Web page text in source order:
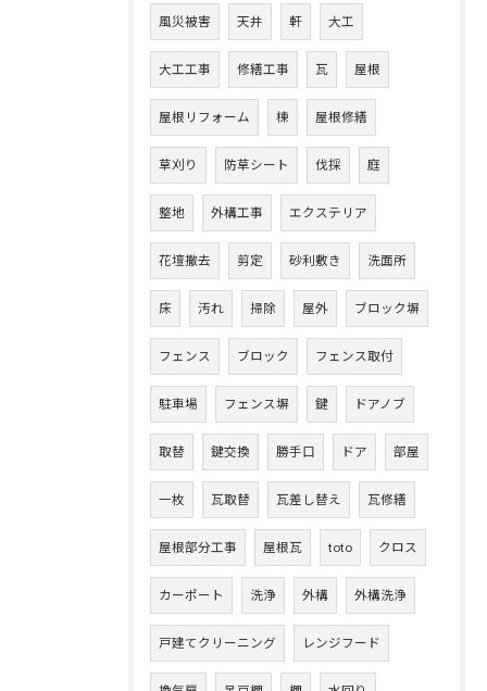
風災被害 天井 軒 大工
大工工事 修繕工事 瓦 屋根
屋根リフォーム 棟 屋根修繕
草刈り 防草シート 伐採 庭
整地 外構工事 エクステリア
花壇撤去 剪定 砂利敷き 洗面所
床 汚れ 掃除 屋外 ブロック塀
フェンス ブロック フェンス取付
駐車場 フェンス塀 鍵 ドアノブ
取替 鍵交換 勝手口 ドア 部屋
一枚 瓦取替 瓦差し替え 瓦修繕
屋根部分工事 屋根瓦 toto クロス
カーポート 洗浄 外構 外構洗浄
戸建てクリーニング レンジフード